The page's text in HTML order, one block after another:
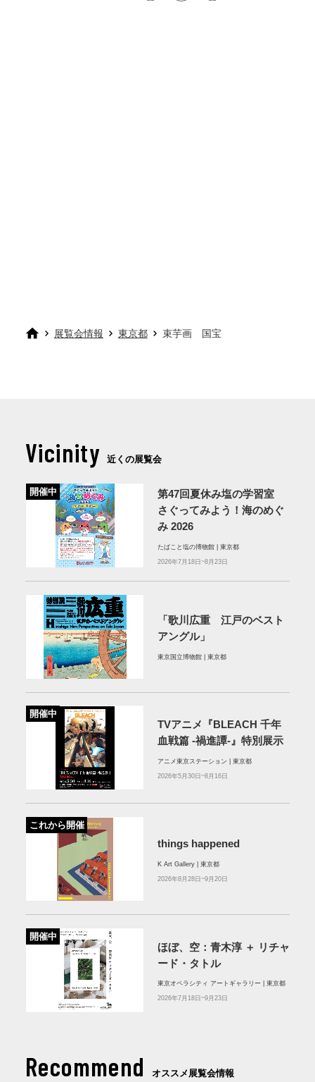
展覧会情報 東京都 束芋画 国宝
Vicinity 近くの展覧会
開催中
第47回夏休み塩の学習室
さぐってみよう！海のめぐ
み 2026
たばこと塩の博物館 | 東京都
2026年7月18日~8月23日
「歌川広重 江戸のベスト
アングル」
東京国立博物館 | 東京都
開催中
TVアニメ『BLEACH 千年
血戦篇 ‐禍進譚-』特別展示
アニメ東京ステーション | 東京都
2026年5月30日~8月16日
これから開催
things happened
K Art Gallery | 東京都
2026年8月28日~9月20日
開催中
ほぼ、空：⻘⽊淳 ＋ リチャ
ード・タトル
東京オペラシティ アートギャラリー | 東京都
2026年7月18日~9月23日
Recommend オススメ展覧会情報